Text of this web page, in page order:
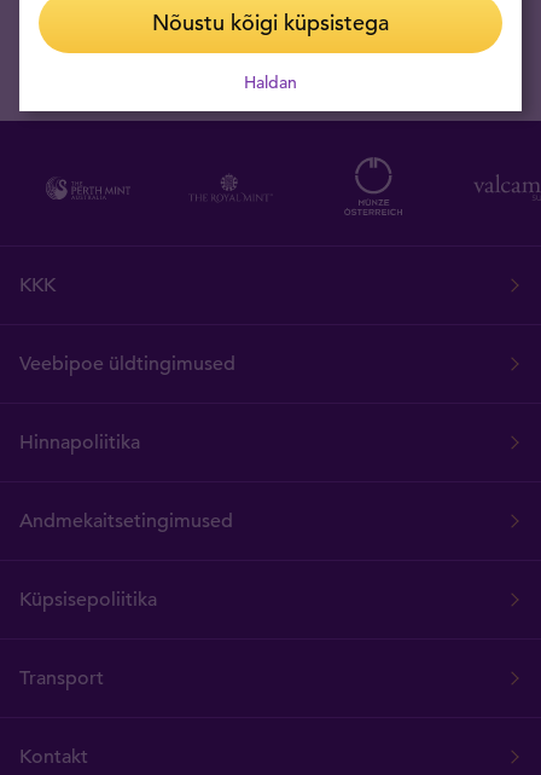
KKK
Veebipoe üldtingimused
Hinnapoliitika
Andmekaitsetingimused
Küpsisepoliitika
Transport
Kontakt
Nõustu kõigi küpsistega
Haldan